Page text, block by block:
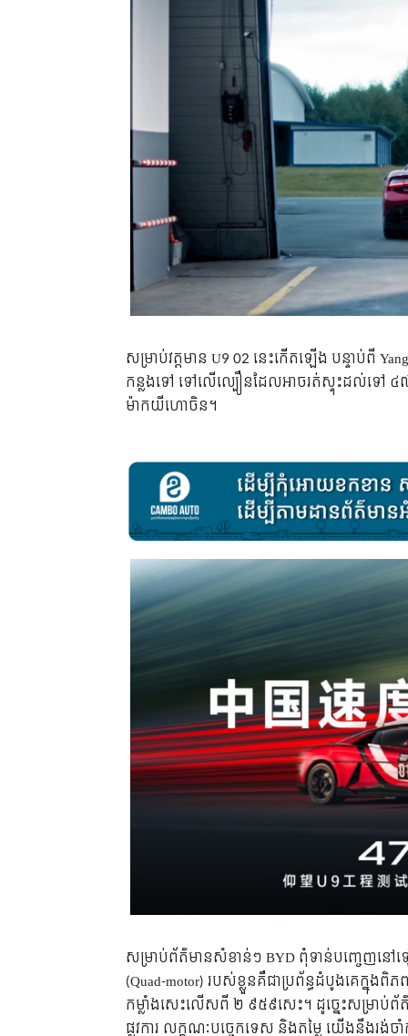
សម្រាប់វត្តមាន U9 02 នេះកើតឡើង បន្ទាប់ពី
កន្លងទៅ ទៅលើល្បឿនដែលអាចរត់ស្ទុះដល់ទៅ
ម៉ាកយីហោចិន។
សម្រាប់ព័ត៌មានសំខាន់ៗ BYD ពុំទាន់បញ្ចេញនៅ
(Quad-motor) របស់ខ្លួនគឺជាប្រព័ន្ធដំបូងគេក្នុ
កម្លាំងសេះលើសពី ២ ៩៥៩សេះ។ ដូច្នេះសម្រាប់ព័
ផ្លូវការ លក្ខណៈបច្ចេកទេស និងតម្លៃ យើងនឹងរង់ច